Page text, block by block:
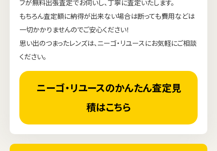
フが無料出張査定でお伺いし、丁寧に査定いたします。
もちろん査定額に納得が出来ない場合は断っても費用などは
一切かかりませんのでご安心ください！
思い出のつまったレンズは、ニーゴ・リユースにお気軽にご相談
ください。
ニーゴ・リユースのかんたん査定見
積はこちら